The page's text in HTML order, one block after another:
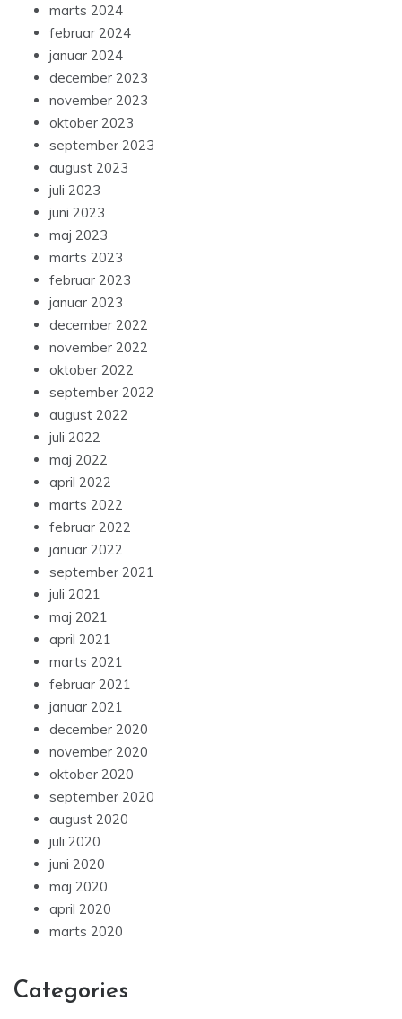
marts 2024
februar 2024
januar 2024
december 2023
november 2023
oktober 2023
september 2023
august 2023
juli 2023
juni 2023
maj 2023
marts 2023
februar 2023
januar 2023
december 2022
november 2022
oktober 2022
september 2022
august 2022
juli 2022
maj 2022
april 2022
marts 2022
februar 2022
januar 2022
september 2021
juli 2021
maj 2021
april 2021
marts 2021
februar 2021
januar 2021
december 2020
november 2020
oktober 2020
september 2020
august 2020
juli 2020
juni 2020
maj 2020
april 2020
marts 2020
Categories